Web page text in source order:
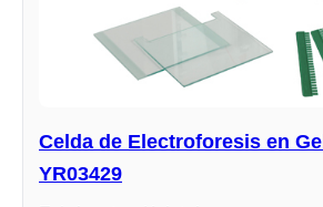
Celda de Electroforesis en
YR03429